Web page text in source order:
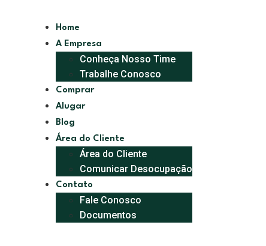
Home
A Empresa
Conheça Nosso Time
Trabalhe Conosco
Comprar
Alugar
Blog
Área do Cliente
Área do Cliente
Comunicar Desocupação
Contato
Fale Conosco
Documentos